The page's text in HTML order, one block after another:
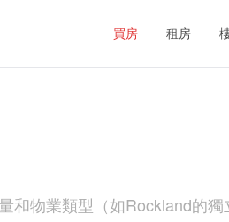
買房 租房
物業類型（如Rockland的